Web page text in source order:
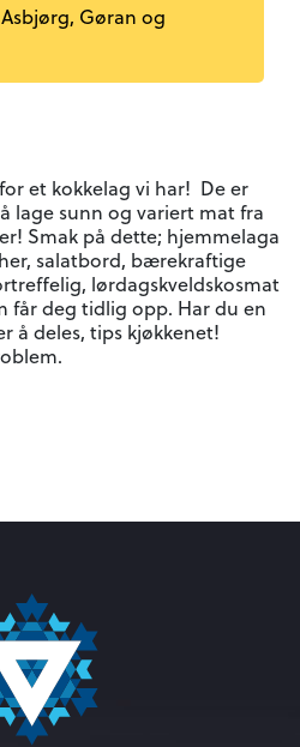
Gøran og
et kokkelag vi har! De er
lage sunn og variert mat fra
Smak på dette; hjemmelaga
salatbord, bærekraftige
lørdagskveldskosmat
får deg tidlig opp. Har du en
å deles, tips kjøkkenet!